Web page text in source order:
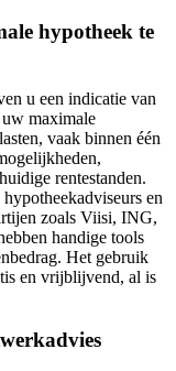
hypotheek te
u een indicatie van
maximale
vaak binnen één
rentestanden.
en
zoals Viisi, ING,
handige tools
Het gebruik
en vrijblijvend, al is